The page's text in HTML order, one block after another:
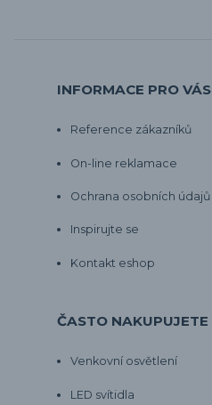
INFORMACE PRO VÁS
Reference zákazníků
On-line reklamace
Ochrana osobních údajů
Inspirujte se
Kontakt eshop
ČASTO NAKUPUJETE
Venkovní osvětlení
LED svítidla